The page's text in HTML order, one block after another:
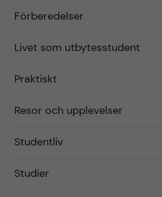
Förberedelser
Livet som utbytesstudent
Praktiskt
Resor och upplevelser
Studentliv
Studier